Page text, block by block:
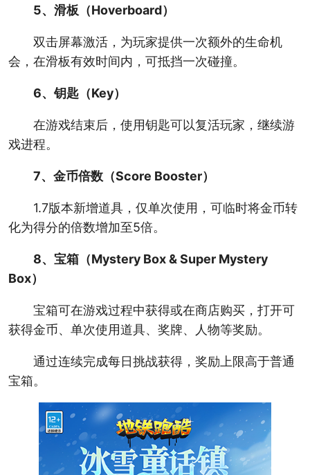
5、滑板（Hoverboard）
双击屏幕激活，为玩家提供一次额外的生命机
会，在滑板有效时间内，可抵挡一次碰撞。
6、钥匙（Key）
在游戏结束后，使用钥匙可以复活玩家，继续游
戏进程。
7、金币倍数（Score Booster）
1.7版本新增道具，仅单次使用，可临时将金币转
化为得分的倍数增加至5倍。
8、宝箱（Mystery Box & Super Mystery
Box）
宝箱可在游戏过程中获得或在商店购买，打开可
获得金币、单次使用道具、奖牌、人物等奖励。
通过连续完成每日挑战获得，奖励上限高于普通
宝箱。